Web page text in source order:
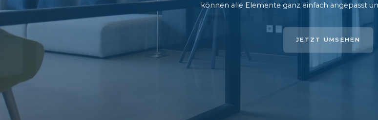
können alle Elemente ganz einfach angepasst
JETZT UMSEHEN